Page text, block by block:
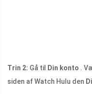
Trin 2: Gå til Din konto .
siden af ​​Watch Hulu den